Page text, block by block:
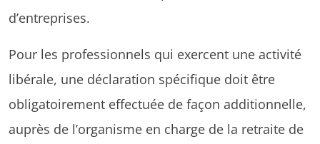
d’entreprises.
Pour les professionnels qui exercent une activité
libérale, une déclaration spécifique doit être
obligatoirement effectuée de façon additionnelle,
auprès de l’organisme en charge de la retraite de